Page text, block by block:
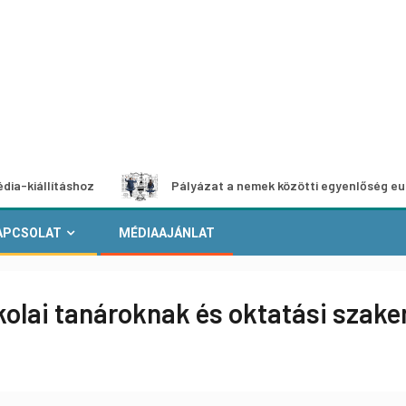
Pályázat a nemek közötti egyenlőség európai
MÉDIAAJÁNLAT
tanároknak és oktatási